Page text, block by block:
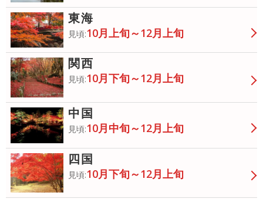
東海
見頃:10月上旬～12月上旬
関西
見頃:10月下旬～12月上旬
中国
見頃:10月中旬～12月上旬
四国
見頃:10月下旬～12月上旬